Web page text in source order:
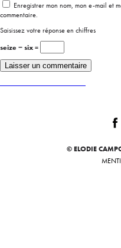
Enregistrer mon nom, mon e-mail et
commentaire.
Saisissez votre réponse en chiffres
seize − six =
© ELODIE